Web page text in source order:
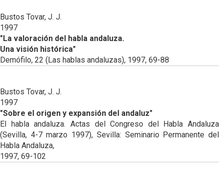
Bustos Tovar, J. J.
1997
"La valoración del habla andaluza.
Una visión histórica"
Demófilo, 22 (Las hablas andaluzas), 1997, 69-88
Bustos Tovar, J. J.
1997
"Sobre el origen y expansión del andaluz"
El habla andaluza. Actas del Congreso del Habla Andaluza
(Sevilla, 4-7 marzo 1997), Sevilla: Seminario Permanente del
Habla Andaluza,
1997, 69-102